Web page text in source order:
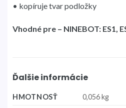
• kopíruje tvar podložky
Vhodné pre – NINEBOT: ES1,
Ďalšie informácie
HMOTNOSŤ 0,056 kg